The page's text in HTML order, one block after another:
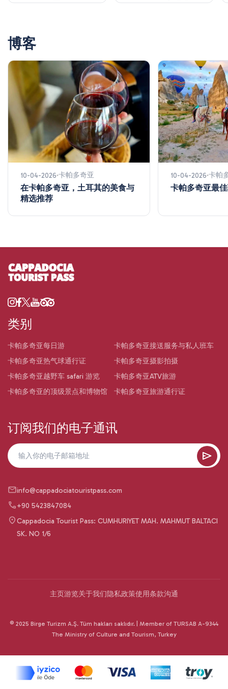
博客
10-04-2026 卡帕多奇亚
在卡帕多奇亚，土耳其的美食与
精选推荐
10-04-2026 卡帕
卡帕多奇亚最
类别
卡帕多奇亚每日游
卡帕多奇亚接送服务与私人班车
卡帕多奇亚热气球通行证
卡帕多奇亚摄影拍摄
卡帕多奇亚越野车 safari 游览
卡帕多奇亚ATV旅游
卡帕多奇亚的顶级景点和博物馆
卡帕多奇亚旅游通行证
订阅我们的电子通讯
info@cappadociatouristpass.com
+90 5423847084
Cappadocia Tourist Pass: CUMHURIYET MAH. MAHMUT BALTACI
SK. NO 1/6
主页游览关于我们隐私政策使用条款沟通
© 2025 Birge Turizm A.Ş. Tüm hakları saklıdır. | Member of TURSAB A-9344
The Ministry of Culture and Tourism, Turkey